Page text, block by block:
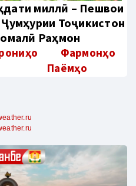
миллӣ – Пешвои
Тоҷикистон
Раҳмон
Фармонҳо
Паёмҳо